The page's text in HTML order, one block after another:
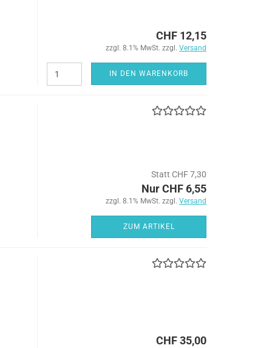
CHF 12,15
zzgl. 8.1% MwSt. zzgl. Versand
IN DEN WARENKORB
Statt CHF 7,30
Nur CHF 6,55
zzgl. 8.1% MwSt. zzgl. Versand
ZUM ARTIKEL
CHF 35,00